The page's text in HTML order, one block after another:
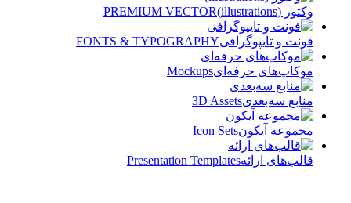
وکتور (illustrations) PREMIUM VECTOR
فونت و تایپوگرافیFONTS & TYPOGRAPHY
موکاپ‌های حرفه‌ایMockups
منابع سه‌بعدی3D Assets
مجموعه آیکون‌Icon Sets
قالب‌های ارائهPresentation Templates